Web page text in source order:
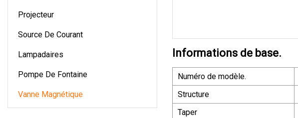
Projecteur
Source De Courant
Lampadaires
Pompe De Fontaine
Vanne Magnétique
Informations de base.
Numéro de modèle.
Structure
Taper